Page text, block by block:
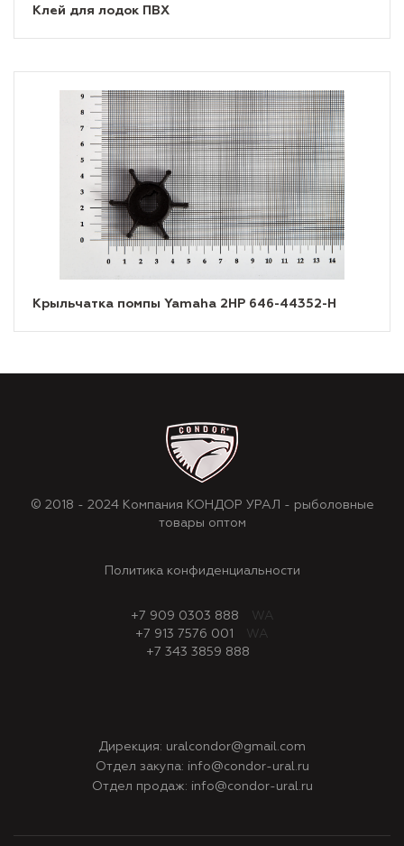
Клей для лодок ПВХ
Крыльчатка помпы Yamaha 2HP 646-44352-H
© 2018 - 2024 Компания КОНДОР УРАЛ - рыболовные
товары оптом
Политика конфиденциальности
+7 909 0303 888
WA
+7 913 7576 001
WA
+7 343 3859 888
Дирекция: uralcondor@gmail.com
Отдел закупа: info@condor-ural.ru
Отдел продаж: info@condor-ural.ru